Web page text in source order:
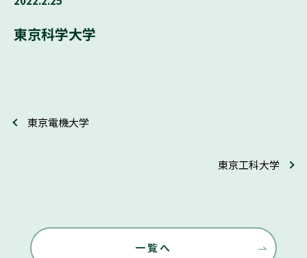
東京科学大学
東京電機大学
東京工科大学
一覧へ